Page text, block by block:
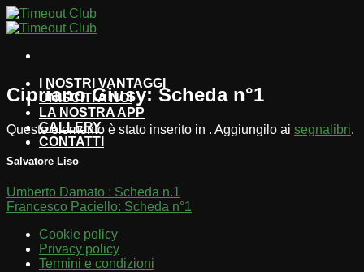
Salta
ai
I NOSTRI VANTAGGI
UNISCITI A NOI
LA NOSTRA APP
GALLERY
CONTATTI
Cipriano Giusy: Scheda n°1
Questo elemento è stato inserito in . Aggiungilo ai segnalibri.
Salvatore Liso
Umberto Damato : Scheda n.1
Francesco Paciello: Scheda n°1
Cookie policy
Privacy policy
Termini e condizioni